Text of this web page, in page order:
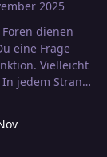
2025
dienen
eine Frage
Vielleicht
jedem Strang
einfacher
Dir, in